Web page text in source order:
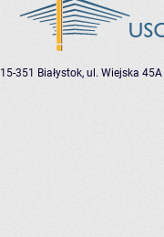
15-351 Białystok, ul. Wiejska 45A